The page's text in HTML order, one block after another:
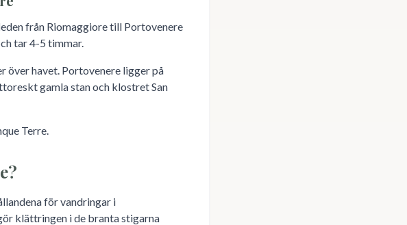
från Riomaggiore till Portovenere
tar 4-5 timmar.
över havet. Portovenere ligger på
gamla stan och klostret San
Terre.
för vandringar i
klättringen i de branta stigarna